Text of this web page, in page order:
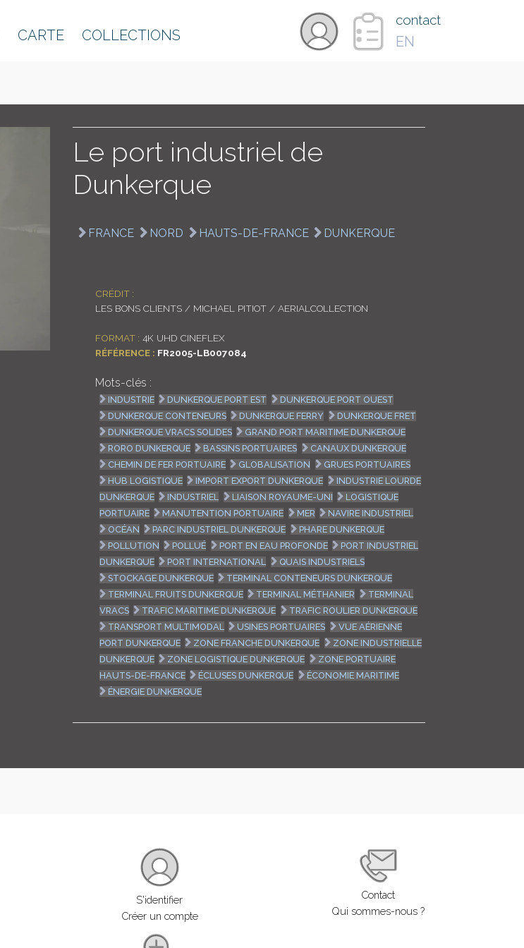
CARTE COLLECTIONS
contact
EN
COLLECTIONS
Le port industriel de
Dunkerque
FRANCE NORD HAUTS-DE-FRANCE DUNKERQUE
CRÉDIT :
LES BONS CLIENTS / MICHAEL PITIOT / AERIALCOLLECTION
FORMAT : 4K UHD CINEFLEX
RÉFÉRENCE : FR2005-LB007084
Mots-clés :
INDUSTRIE DUNKERQUE PORT EST
DUNKERQUE PORT OUEST
DUNKERQUE CONTENEURS
DUNKERQUE FERRY
DUNKERQUE FRET
DUNKERQUE VRACS SOLIDES
GRAND PORT MARITIME DUNKERQUE
RORO DUNKERQUE
BASSINS PORTUAIRES
CANAUX DUNKERQUE
CHEMIN DE FER PORTUAIRE
GLOBALISATION
GRUES PORTUAIRES
HUB LOGISTIQUE
IMPORT EXPORT DUNKERQUE
INDUSTRIE LOURDE
DUNKERQUE
INDUSTRIEL LIAISON ROYAUME-UNI
LOGISTIQUE
PORTUAIRE
MANUTENTION PORTUAIRE MER
NAVIRE INDUSTRIEL
OCÉAN
PARC INDUSTRIEL DUNKERQUE
PHARE DUNKERQUE
POLLUTION
POLLUÉ PORT EN EAU PROFONDE
PORT INDUSTRIEL
DUNKERQUE
PORT INTERNATIONAL
QUAIS INDUSTRIELS
STOCKAGE DUNKERQUE
TERMINAL CONTENEURS DUNKERQUE
TERMINAL FRUITS DUNKERQUE
TERMINAL MÉTHANIER
TERMINAL
VRACS
TRAFIC MARITIME DUNKERQUE
TRAFIC ROULIER DUNKERQUE
TRANSPORT MULTIMODAL
USINES PORTUAIRES
VUE AÉRIENNE
PORT DUNKERQUE
ZONE FRANCHE DUNKERQUE
ZONE INDUSTRIELLE
DUNKERQUE
ZONE LOGISTIQUE DUNKERQUE
ZONE PORTUAIRE
HAUTS-DE-FRANCE
ÉCLUSES DUNKERQUE
ÉCONOMIE MARITIME
ÉNERGIE DUNKERQUE
S'identifier
Créer un compte
Contact
Qui sommes-nous ?